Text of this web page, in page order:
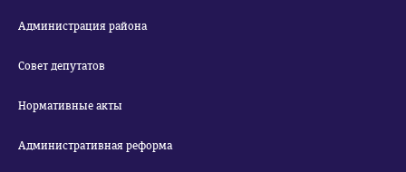
Администрация района
Совет депутатов
Нормативные акты
Административная реформа